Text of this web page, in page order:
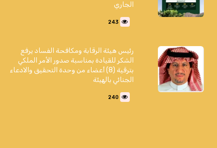
الجاري
243
رئيس هيئة الرقابة ومكافحة الفساد يرفع
الشكر للقيادة بمناسبة صدور الأمر الملكي
بترقية (8) أعضاء من وحدة التحقيق والادعاء
الجنائي بالهيئة
240